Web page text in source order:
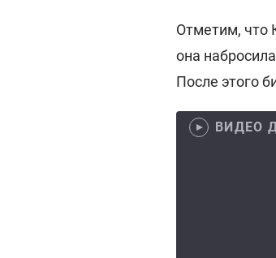
Отметим, что
она
После этого
ВИДЕО